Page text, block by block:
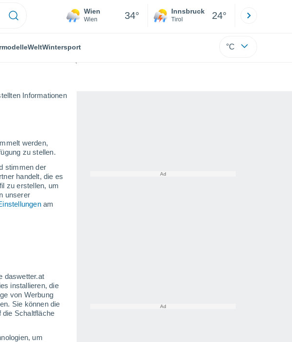
Informationen
werden,
zu stellen.
stimmen der
handelt, die es
zu erstellen, um
unserer
am
daswetter.at
installieren, die
von Werbung
Sie können die
die Schaltfläche
um
Wien
Wien 34° Innsbruck
Tirol 24°
WeltWintersport °C
für